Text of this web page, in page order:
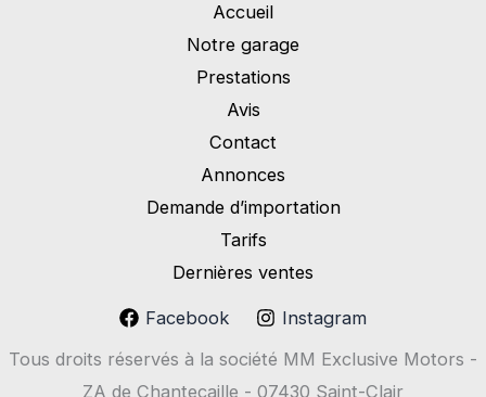
Accueil
Notre garage
Prestations
Avis
Contact
Annonces
Demande d’importation
Tarifs
Dernières ventes
Facebook
Instagram
Tous droits réservés à la société MM Exclusive Motors -
ZA de Chantecaille - 07430 Saint-Clair